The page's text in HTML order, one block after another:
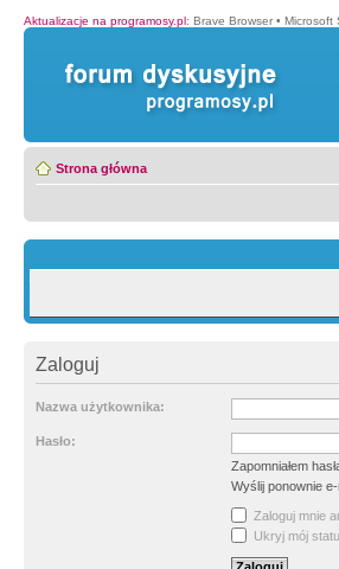
Aktualizacje na programosy.pl: Brave Browser • Microsoft
Strona główna
Zaloguj
Nazwa użytkownika:
Hasło:
Zapomniałem
Wyślij ponownie
Zaloguj mnie
Ukryj mój